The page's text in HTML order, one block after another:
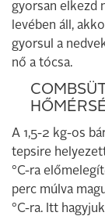
gyorsan elkezd
levében áll,
gyorsul a
nő a tócsa.
A 1,5-2 kg-os
tepsire
°C-ra
perc múlva
°C-ra. Itt